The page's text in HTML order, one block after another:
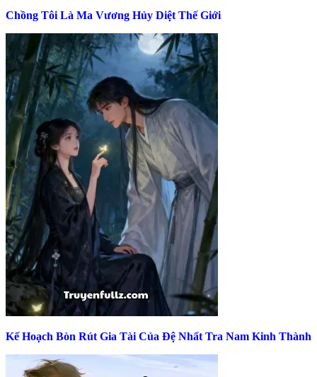
Chồng Tôi Là Ma Vương Hủy Diệt Thế Giới
Kế Hoạch Bòn Rút Gia Tài Của Đệ Nhất Tra Nam Kinh Thành